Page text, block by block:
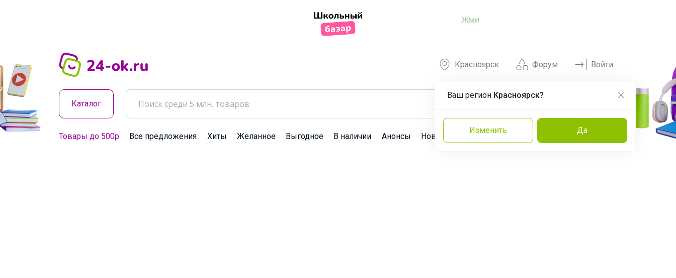
Жми
Форум
Красноярск
Ваш регион Красноярск?
Изменить Да
Войти
Каталог
Товары до 500р Все предложения Хиты Желанное Выгодное В наличии Анонсы Новости Команда Эксперты